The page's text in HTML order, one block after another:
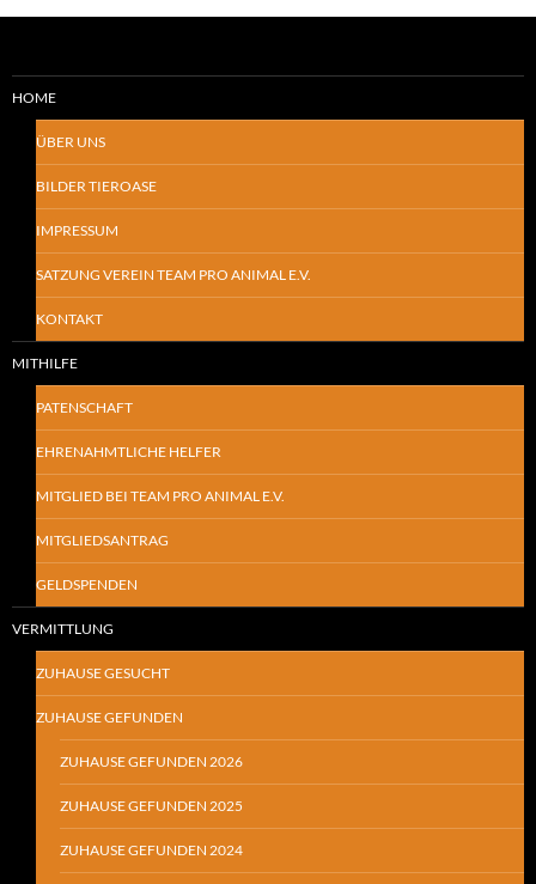
HOME
ÜBER UNS
BILDER TIEROASE
IMPRESSUM
SATZUNG VEREIN TEAM PRO ANIMAL E.V.
KONTAKT
MITHILFE
PATENSCHAFT
EHRENAHMTLICHE HELFER
MITGLIED BEI TEAM PRO ANIMAL E.V.
MITGLIEDSANTRAG
GELDSPENDEN
VERMITTLUNG
ZUHAUSE GESUCHT
ZUHAUSE GEFUNDEN
ZUHAUSE GEFUNDEN 2026
ZUHAUSE GEFUNDEN 2025
ZUHAUSE GEFUNDEN 2024